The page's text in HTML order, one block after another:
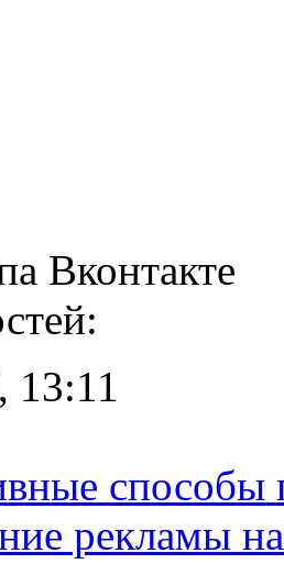
Вконтакте
13:11
способы
рекламы